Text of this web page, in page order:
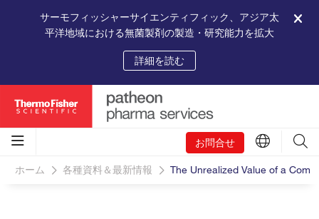
サーモフィッシャーサイエンティフィック、アジア太
平洋地域における無菌製剤の製造・研究能力を拡大
詳細を読む
お問合せ
ホーム 各種資料＆最新情報 The Unrealized Value of a